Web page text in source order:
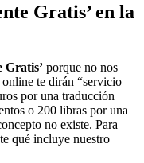
Gratis’ en la
Gratis’ porque no nos
te dirán “servicio
por una traducción
o 200 libras por una
no existe. Para
qué incluye nuestro